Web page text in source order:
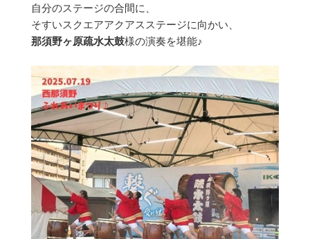
自分のステージの合間に、
そすいスクエアアクアスステージに向かい、
那須野ヶ原疏水太鼓様の演奏を堪能♪